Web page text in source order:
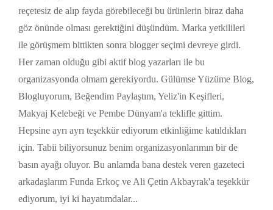
reçetesiz de alıp fayda görebileceği bu ürünlerin biraz daha
göz önünde olması gerektiğini düşündüm. Marka yetkilileri
ile görüşmem bittikten sonra blogger seçimi devreye girdi.
Her zaman olduğu gibi aktif blog yazarları ile bu
organizasyonda olmam gerekiyordu. Gülümse Yüzüme Blog,
Blogluyorum, Beğendim Paylaştım, Yeliz'in Keşifleri,
Makyaj Kelebeği ve Pembe Dünyam'a teklifle gittim.
Hepsine ayrı ayrı teşekkür ediyorum etkinliğime katıldıkları
için. Tabii biliyorsunuz benim organizasyonlarımın bir de
basın ayağı oluyor. Bu anlamda bana destek veren gazeteci
arkadaşlarım Funda Erkoç ve Ali Çetin Akbayrak'a teşekkür
ediyorum, iyi ki hayatımdalar...